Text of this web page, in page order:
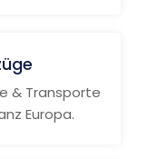
& Transporte
Europa.